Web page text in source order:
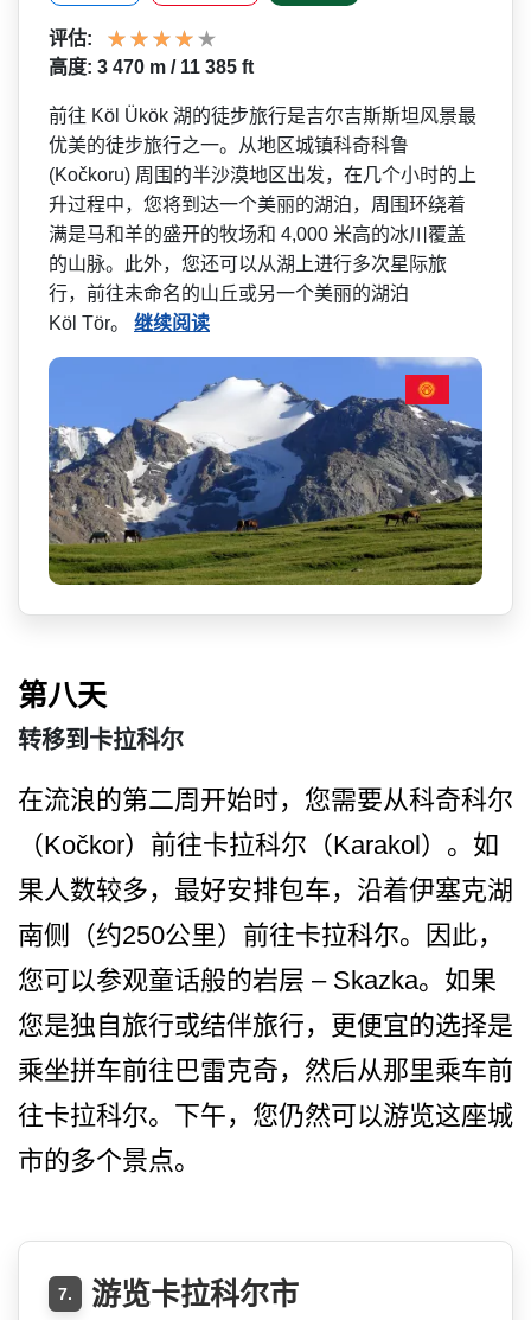
评估:
高度: 3 470 m / 11 385 ft
前往 Köl Ükök 湖的徒步旅行是吉尔吉斯斯坦­风景最
优美的徒步旅行之一。从地区城镇科奇科鲁
(Kočkoru) 周围的半沙漠地区出发，在几­个小时的上
升过程中，您将到达一个美丽的湖泊，周围­环绕着
满是马和羊的盛开的牧场和 4,000 米高的冰川覆盖
的山脉。此外­，您还可以从湖上进行多次星际旅
行，前往未命名的山­丘或另一个美丽的湖泊
Köl Tör。 继续阅读
第八天
转移到卡拉科尔
在流浪的第二周开始时，您需­要从科奇科尔
（Kočkor）前往卡拉科尔（K­arakol）。如
果人数较多，­最好安排包车，沿着伊塞克湖
南侧（约250公里）前­往卡拉科尔。因此，
您可以参观童话般的岩层 – Skazka。如果
您是独自旅行或­结伴旅行，更便宜的选择是
乘坐拼车前往巴雷克奇，然­后从那里乘车前
往卡拉科尔。下午，您仍然可以游览这­座城
市的多个景点。
7. 游览卡拉科尔市